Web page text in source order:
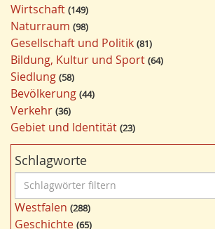
Wirtschaft 149
Naturraum 98
Gesellschaft und Politik 81
Bildung, Kultur und Sport 64
Siedlung 58
Bevölkerung 44
Verkehr 36
Gebiet und Identität 23
Schlagworte
c
h
Westfalen 288
Geschichte 65